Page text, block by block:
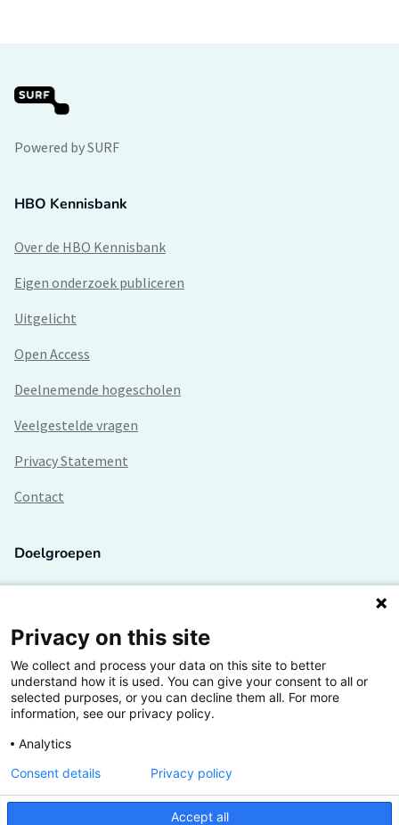
Powered by SURF
HBO Kennisbank
Over de HBO Kennisbank
Eigen onderzoek publiceren
Uitgelicht
Open Access
Deelnemende hogescholen
Veelgestelde vragen
Privacy Statement
Contact
Doelgroepen
Lectoren en onderzoekers
Bedrijven
Hogescholen
De grootste kennisbank van het HBO
Privacy on this site
We collect and process your data on this site to better
understand how it is used. You can give your consent to all or
selected purposes, or you can decline them all. For more
information, see our privacy policy.
Analytics
Accept all
Consent details Privacy policy